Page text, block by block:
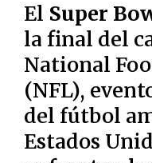
El Super
la final del
National
(NFL),
del fútbol
Estados